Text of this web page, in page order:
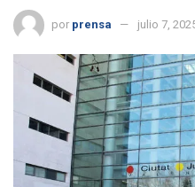
por prensa julio 7,